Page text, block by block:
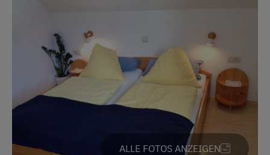
Vor Ort gesprochene Sprachen
Deutsch
ALLE FOTOS ANZEIGEN